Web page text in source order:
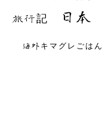
旅行記 日本
海外キマグレごはん